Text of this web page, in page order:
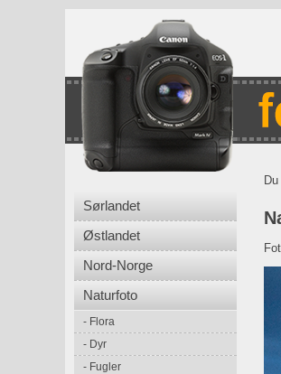
Sørlandet
Østlandet
Nord-Norge
Naturfoto
Flora
Dyr
Fugler